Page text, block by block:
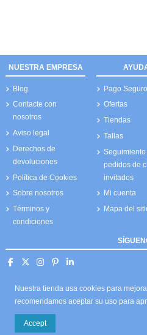
NUESTRA EMPRESA
Blog
Contacte con
nosotros
Aviso legal
Derechos de
devoluciones
Política de Cookies
Sobre nosotros
Términos y
condiciones
Pago Seguro
Ofertas
Tiendas
Tallas
Seguimiento
pedidos de
invitados
Mi cuenta
Mapa del
Nuestra tienda usa cookies para
recomendamos aceptar su uso para
Accept